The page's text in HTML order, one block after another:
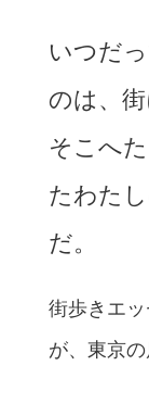
いつだ
のは、
そこへ
たわた
だ。
街歩きエ
が、東京の